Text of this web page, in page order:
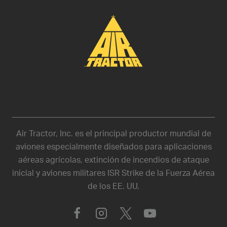
Air Tractor, Inc. es el principal productor mundial de
aviones especialmente diseñados para aplicaciones
aéreas agrícolas, extinción de incendios de ataque
inicial y aviones militares ISR Strike de la Fuerza Aérea
de los EE. UU.